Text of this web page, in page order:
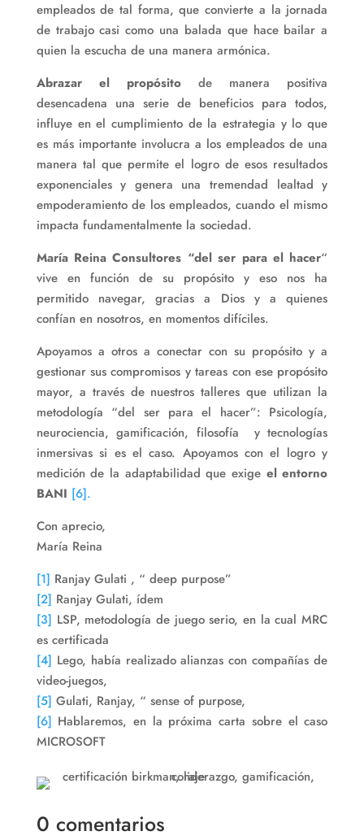
empleados de tal forma, que convierte a la jornada
de trabajo casi como una balada que hace bailar a
quien la escucha de una manera armónica.
Abrazar el propósitode manera positiva
desencadena una serie de beneficios para todos,
influye en el cumplimiento de la estrategia y lo que
es más importante involucra a los empleados de una
manera tal que permite el logro de esos resultados
exponenciales y genera una tremendad lealtad y
empoderamiento de los empleados, cuando el mismo
impacta fundamentalmente la sociedad.
María Reina Consultores “del ser para el hacer“
vive en función de su propósito y eso nos ha
permitido navegar, gracias a Dios y a quienes
confían en nosotros, en momentos difíciles.
Apoyamos a otros a conectar con su propósito y a
gestionar sus compromisos y tareas con ese propósito
mayor, a través de nuestros talleres que utilizan la
metodología “del ser para el hacer”: Psicología,
neurociencia, gamificación, filosofía y tecnologías
inmersivas si es el caso. Apoyamos con el logro y
medición de la adaptabilidad que exige el entorno
BANI [6].
Con aprecio,
María Reina
[1] Ranjay Gulati , “ deep purpose”
[2] Ranjay Gulati, ídem
[3] LSP, metodología de juego serio, en la cual MRC
es certificada
[4] Lego, había realizado alianzas con compañías de
video-juegos,
[5] Gulati, Ranjay, “ sense of purpose,
[6] Hablaremos, en la próxima carta sobre el caso
MICROSOFT
0 comentarios